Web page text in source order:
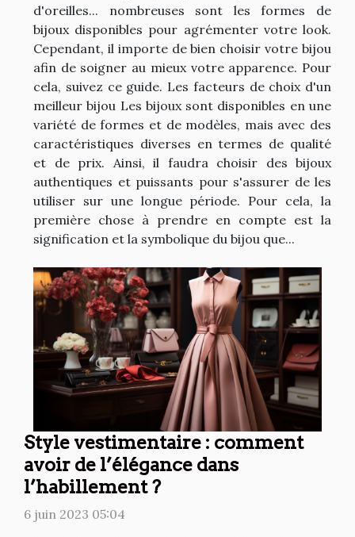
d'oreilles... nombreuses sont les formes de
bijoux disponibles pour agrémenter votre look.
Cependant, il importe de bien choisir votre bijou
afin de soigner au mieux votre apparence. Pour
cela, suivez ce guide. Les facteurs de choix d'un
meilleur bijou Les bijoux sont disponibles en une
variété de formes et de modèles, mais avec des
caractéristiques diverses en termes de qualité
et de prix. Ainsi, il faudra choisir des bijoux
authentiques et puissants pour s'assurer de les
utiliser sur une longue période. Pour cela, la
première chose à prendre en compte est la
signification et la symbolique du bijou que...
Style vestimentaire : comment
avoir de l’élégance dans
l’habillement ?
6 juin 2023 05:04